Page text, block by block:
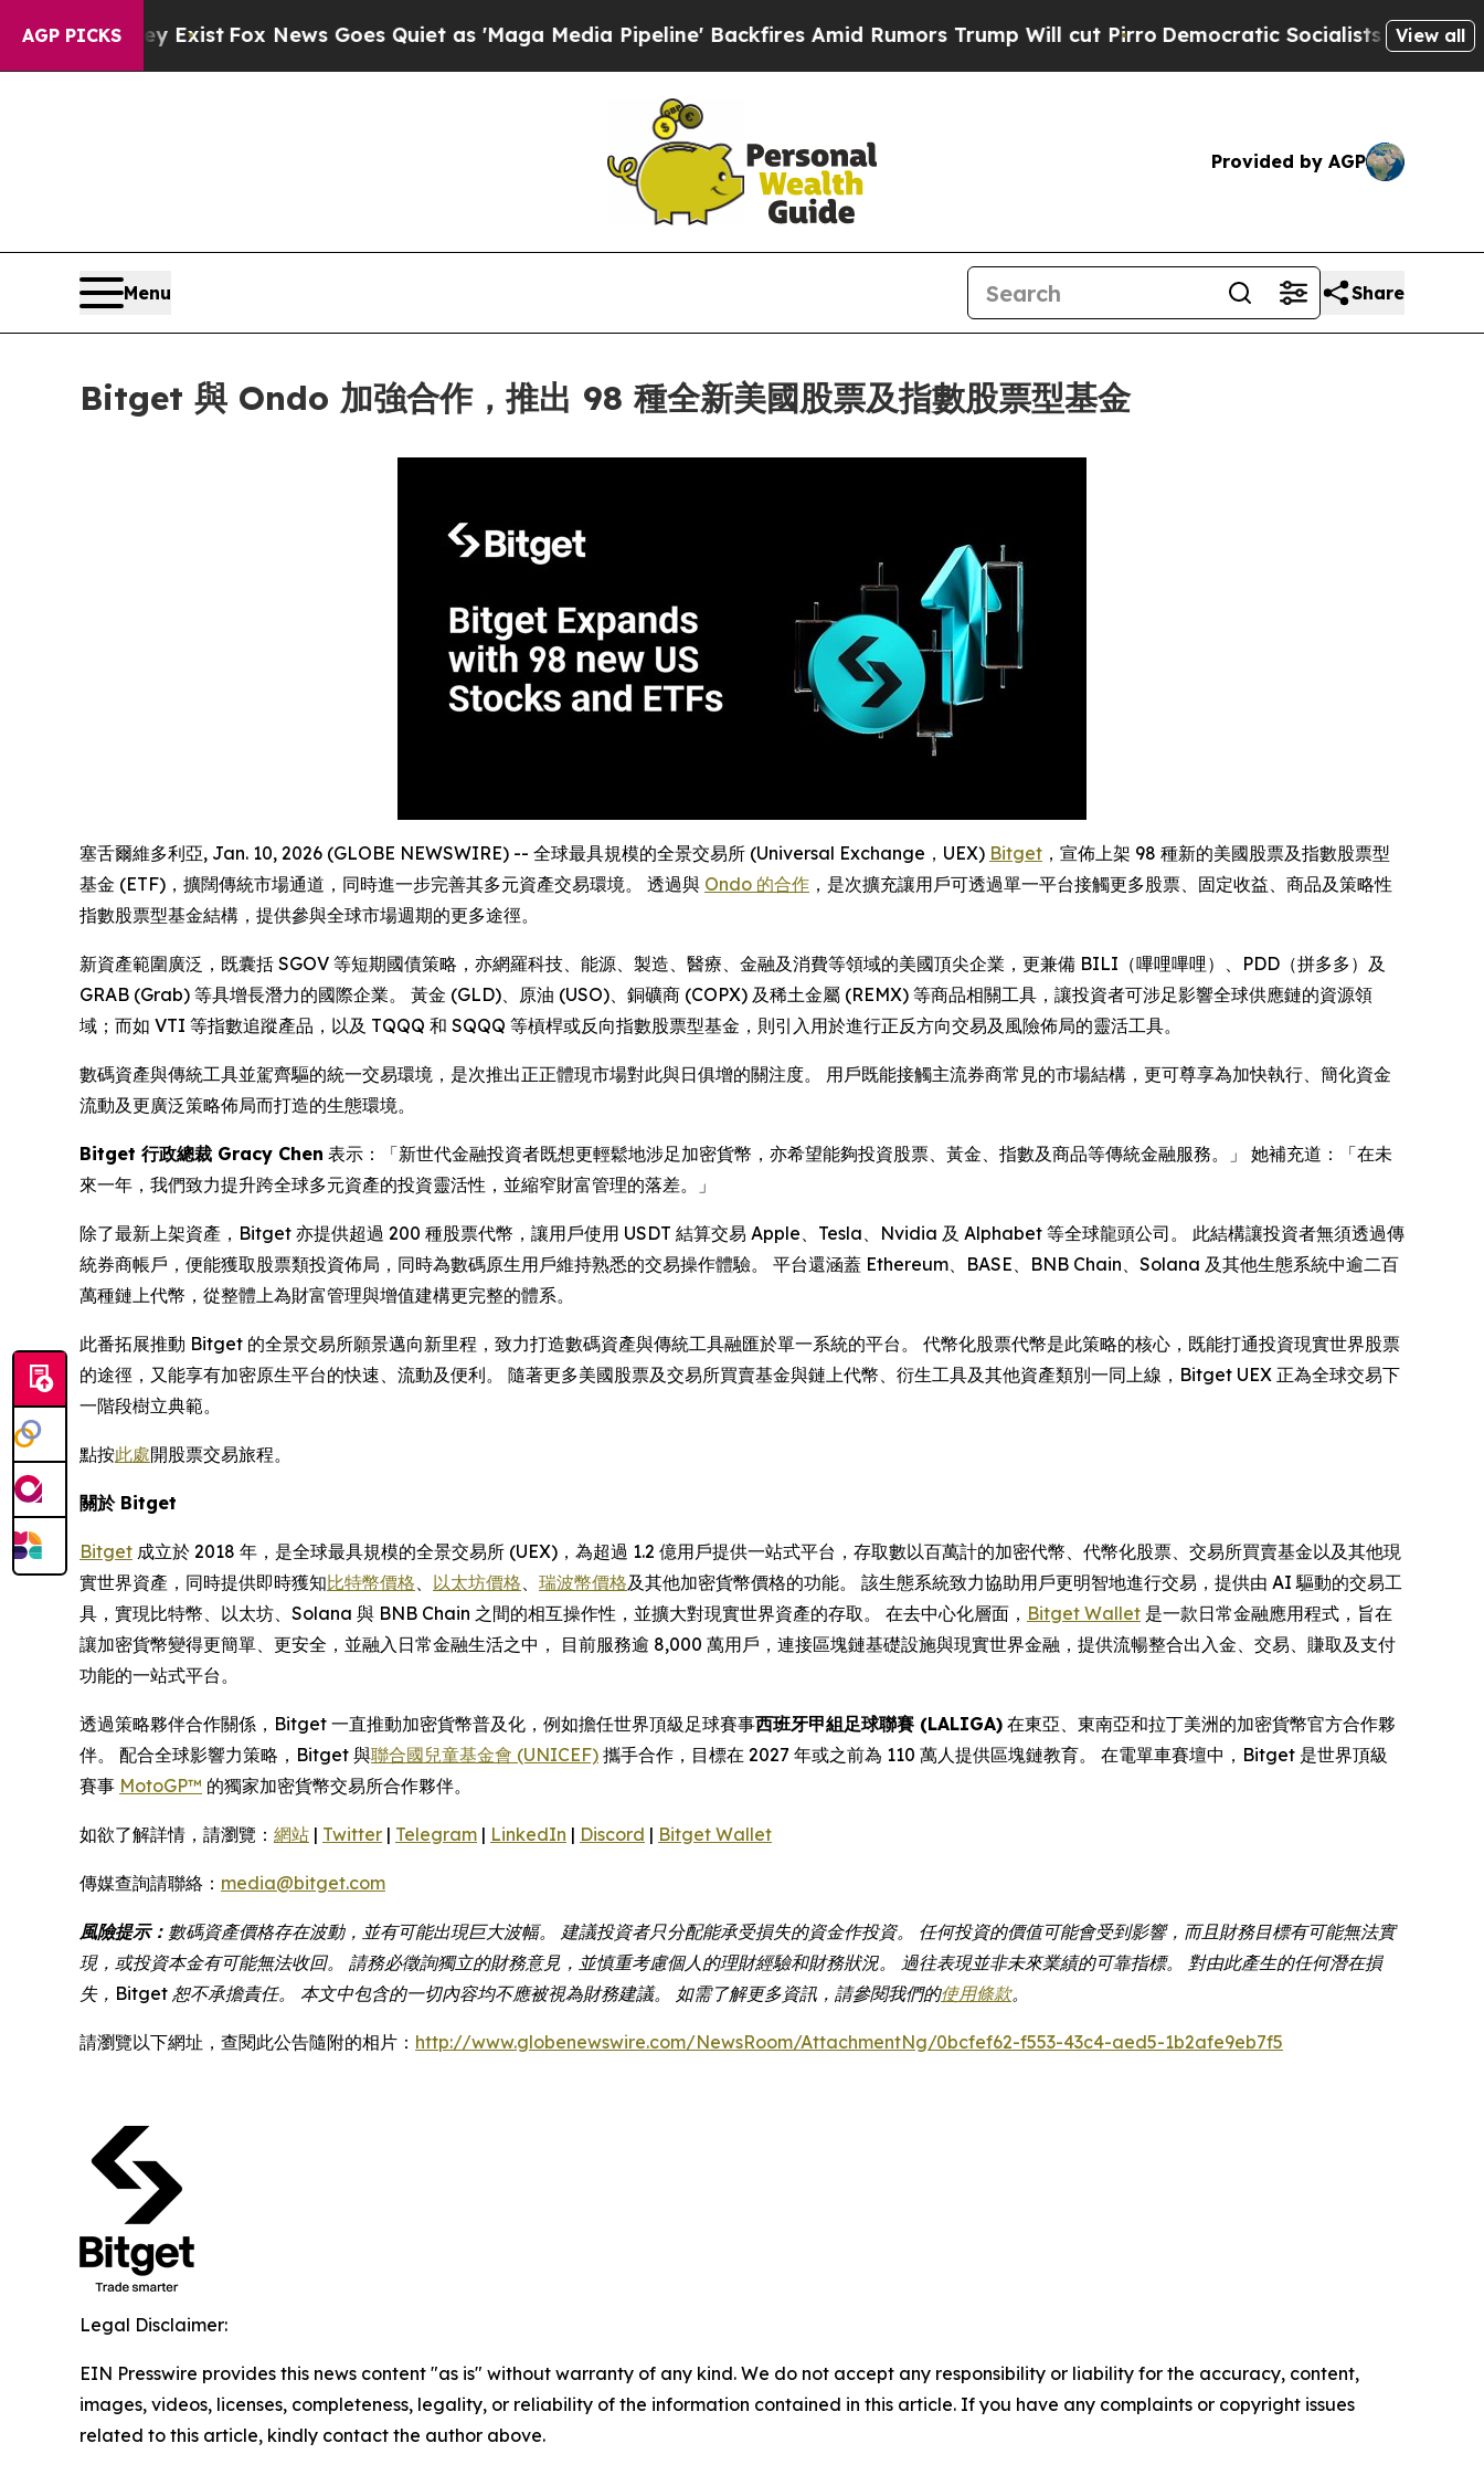
AGP PICKS
They Exist Fox News Goes Quiet as 'Maga Media Pipeline' Backfires Amid Rumors Trump Will cut PirroDemocratic Socialists of AmericaView all
Provided by AGP
Menu Share
Bitget 與 Ondo 加強合作，推出 98 種全新美國股票及指數股票型基金
塞舌爾維多利亞, Jan. 10, 2026 (GLOBE NEWSWIRE) -- 全球最具規模的全景交易所 (Universal Exchange，UEX) Bitget ，宣佈上架 98 種新的美國股票及指數股票型
基金 (ETF)，擴闊傳統市場通道，同時進一步完善其多元資產交易環境。 透過與 Ondo 的合作 ，是次擴充讓用戶可透過單一平台接觸更多股票、固定收益、商品及策略性
指數股票型基金結構，提供參與全球市場週期的更多途徑。
新資產範圍廣泛，既囊括 SGOV 等短期國債策略，亦網羅科技、能源、製造、醫療、金融及消費等領域的美國頂尖企業，更兼備 BILI（嗶哩嗶哩）、PDD（拼多多）及
GRAB (Grab) 等具增長潛力的國際企業。 黃金 (GLD)、原油 (USO)、銅礦商 (COPX) 及稀土金屬 (REMX) 等商品相關工具，讓投資者可涉足影響全球供應鏈的資源領
域；而如 VTI 等指數追蹤產品，以及 TQQQ 和 SQQQ 等槓桿或反向指數股票型基金，則引入用於進行正反方向交易及風險佈局的靈活工具。
數碼資產與傳統工具並駕齊驅的統一交易環境，是次推出正正體現市場對此與日俱增的關注度。 用戶既能接觸主流券商常見的市場結構，更可尊享為加快執行、簡化資金
流動及更廣泛策略佈局而打造的生態環境。
Bitget 行政總裁 Gracy Chen 表示：「新世代金融投資者既想更輕鬆地涉足加密貨幣，亦希望能夠投資股票、黃金、指數及商品等傳統金融服務。」 她補充道：「在未
來一年，我們致力提升跨全球多元資產的投資靈活性，並縮窄財富管理的落差。」
除了最新上架資產，Bitget 亦提供超過 200 種股票代幣，讓用戶使用 USDT 結算交易 Apple、Tesla、Nvidia 及 Alphabet 等全球龍頭公司。 此結構讓投資者無須透過傳
統券商帳戶，便能獲取股票類投資佈局，同時為數碼原生用戶維持熟悉的交易操作體驗。 平台還涵蓋 Ethereum、BASE、BNB Chain、Solana 及其他生態系統中逾二百
萬種鏈上代幣，從整體上為財富管理與增值建構更完整的體系。
此番拓展推動 Bitget 的全景交易所願景邁向新里程，致力打造數碼資產與傳統工具融匯於單一系統的平台。 代幣化股票代幣是此策略的核心，既能打通投資現實世界股票
的途徑，又能享有加密原生平台的快速、流動及便利。 隨著更多美國股票及交易所買賣基金與鏈上代幣、衍生工具及其他資產類別一同上線，Bitget UEX 正為全球交易下
一階段樹立典範。
點按此處開股票交易旅程。
關於 Bitget
Bitget 成立於 2018 年，是全球最具規模的全景交易所 (UEX)，為超過 1.2 億用戶提供一站式平台，存取數以百萬計的加密代幣、代幣化股票、交易所買賣基金以及其他現
實世界資產，同時提供即時獲知比特幣價格、 以太坊價格、 瑞波幣價格及其他加密貨幣價格的功能。 該生態系統致力協助用戶更明智地進行交易，提供由 AI 驅動的交易工
具，實現比特幣、以太坊、Solana 與 BNB Chain 之間的相互操作性，並擴大對現實世界資產的存取。 在去中心化層面， Bitget Wallet 是一款日常金融應用程式，旨在
讓加密貨幣變得更簡單、更安全，並融入日常金融生活之中， 目前服務逾 8,000 萬用戶，連接區塊鏈基礎設施與現實世界金融，提供流暢整合出入金、交易、賺取及支付
功能的一站式平台。
透過策略夥伴合作關係，Bitget 一直推動加密貨幣普及化，例如擔任世界頂級足球賽事西班牙甲組足球聯賽 (LALIGA) 在東亞、東南亞和拉丁美洲的加密貨幣官方合作夥
伴。 配合全球影響力策略，Bitget 與聯合國兒童基金會 (UNICEF) 攜手合作，目標在 2027 年或之前為 110 萬人提供區塊鏈教育。 在電單車賽壇中，Bitget 是世界頂級
賽事 MotoGP™ 的獨家加密貨幣交易所合作夥伴。
如欲了解詳情，請瀏覽： 網站 | Twitter | Telegram | LinkedIn | Discord | Bitget Wallet
傳媒查詢請聯絡： media@bitget.com
風險提示： 數碼資產價格存在波動，並有可能出現巨大波幅。 建議投資者只分配能承受損失的資金作投資。 任何投資的價值可能會受到影響，而且財務目標有可能無法實
現，或投資本金有可能無法收回。 請務必徵詢獨立的財務意見，並慎重考慮個人的理財經驗和財務狀況。 過往表現並非未來業績的可靠指標。 對由此產生的任何潛在損
失，Bitget 恕不承擔責任。 本文中包含的一切內容均不應被視為財務建議。 如需了解更多資訊，請參閱我們的使用條款。
請瀏覽以下網址，查閱此公告隨附的相片： http://www.globenewswire.com/NewsRoom/AttachmentNg/0bcfef62-f553-43c4-aed5-1b2afe9eb7f5
Legal Disclaimer:
EIN Presswire provides this news content "as is" without warranty of any kind. We do not accept any responsibility or liability for the accuracy, content,
images, videos, licenses, completeness, legality, or reliability of the information contained in this article. If you have any complaints or copyright issues
related to this article, kindly contact the author above.